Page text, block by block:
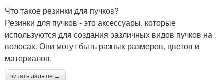
Что такое резинки для пучков?
Резинки для пучков - это аксессуары, которые
используются для создания различных видов пучков на
волосах. Они могут быть разных размеров, цветов и
материалов.
читать дальше →